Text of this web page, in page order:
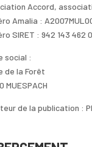
Accord,
Amalia :
SIRET : 942 143 462
social :
de la Forêt
MUESPACH
de la publication :